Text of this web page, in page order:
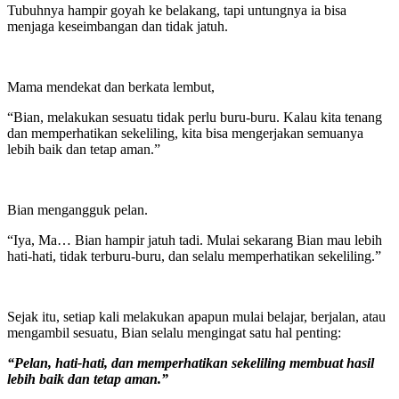
Tubuhnya hampir goyah ke belakang, tapi untungnya ia bisa
menjaga keseimbangan dan tidak jatuh.
Mama mendekat dan berkata lembut,
“Bian, melakukan sesuatu tidak perlu buru-buru. Kalau kita tenang
dan memperhatikan sekeliling, kita bisa mengerjakan semuanya
lebih baik dan tetap aman.”
Bian mengangguk pelan.
“Iya, Ma… Bian hampir jatuh tadi. Mulai sekarang Bian mau lebih
hati-hati, tidak terburu-buru, dan selalu memperhatikan sekeliling.”
Sejak itu, setiap kali melakukan apapun mulai belajar, berjalan, atau
mengambil sesuatu, Bian selalu mengingat satu hal penting:
“Pelan, hati-hati, dan memperhatikan sekeliling membuat hasil
lebih baik dan tetap aman.”